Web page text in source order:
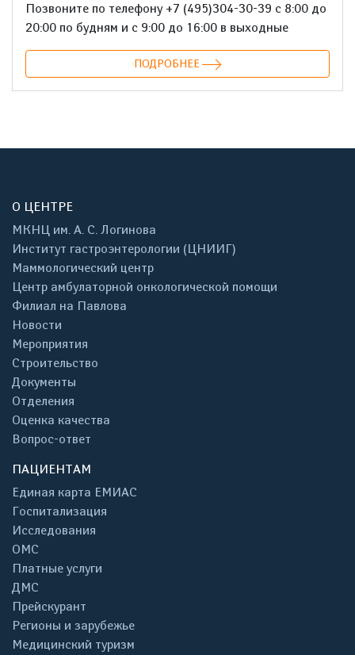
Позвоните по телефону +7 (495)304-30-39 с 8:00 до
20:00 по будням и с 9:00 до 16:00 в выходные
ПОДРОБНЕЕ
О ЦЕНТРЕ
МКНЦ им. А. С. Логинова
Институт гастроэнтерологии (ЦНИИГ)
Маммологический центр
Центр амбулаторной онкологической помощи
Филиал на Павлова
Новости
Мероприятия
Строительство
Документы
Отделения
Оценка качества
Вопрос-ответ
ПАЦИЕНТАМ
Единая карта ЕМИАС
Госпитализация
Исследования
ОМС
Платные услуги
ДМС
Прейскурант
Регионы и зарубежье
Медицинский туризм